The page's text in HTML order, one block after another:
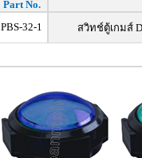
Part No.
PBS-32-1
สวิทช์ตู้เกมส์